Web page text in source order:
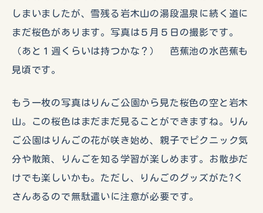
しまいましたが、雪残る岩木山の湯段温泉に続く道に
まだ桜色があります。写真は５月５日の撮影です。
（あと１週くらいは持つかな？） 芭蕉池の水芭蕉も
見頃です。
もう一枚の写真はりんご公園から見た桜色の空と岩木
山。この桜色はまだまだ見ることができますね。りん
ご公園はりんごの花が咲き始め、親子でピクニック気
分や散策、りんごを知る学習が楽しめます。お散歩だ
けでも楽しいかも。ただし、りんごのグッズがた?く
さんあるので無駄遣いに注意が必要です。